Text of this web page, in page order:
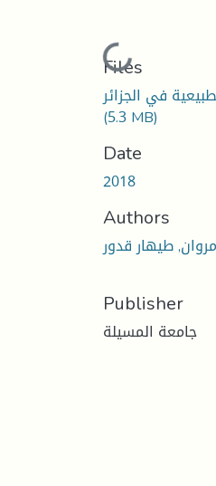
Loading...
Files
(5.3 MB)
Date
2018
Authors
طيهار قدور
Publisher
جامعة المسيلة